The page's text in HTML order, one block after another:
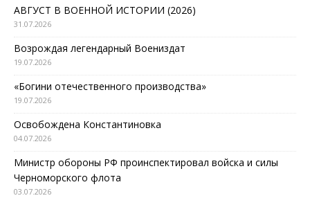
АВГУСТ В ВОЕННОЙ ИСТОРИИ (2026)
31.07.2026
Возрождая легендарный Воениздат
19.07.2026
«Богини отечественного производства»
19.07.2026
Освобождена Константиновка
04.07.2026
Министр обороны РФ проинспектировал войска и силы
Черноморского флота
03.07.2026